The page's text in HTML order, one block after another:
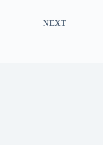
NEXT